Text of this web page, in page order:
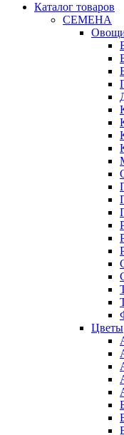
Каталог товаров
СЕМЕНА
Цветы